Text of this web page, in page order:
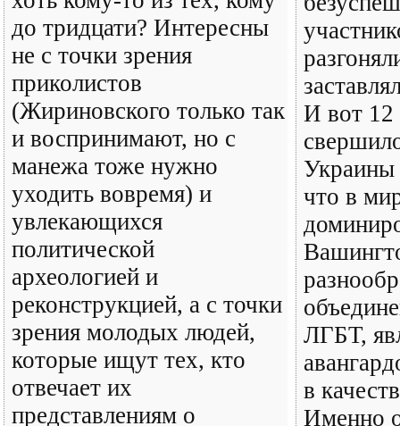
до тридцати? Интересны
не с точки зрения
приколистов
(Жириновского только так
и воспринимают, но с
манежа тоже нужно
уходить вовремя) и
увлекающихся
политической
археологией и
реконструкцией, а с точки
зрения молодых людей,
которые ищут тех, кто
отвечает их
представлениям о
И вот
Украины
что в
ЛГБТ,
в
Именно